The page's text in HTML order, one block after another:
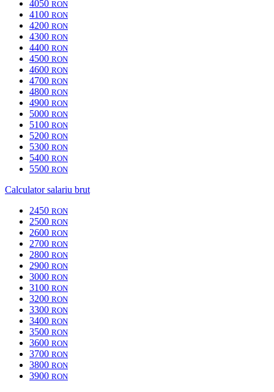
4050 RON
4100 RON
4200 RON
4300 RON
4400 RON
4500 RON
4600 RON
4700 RON
4800 RON
4900 RON
5000 RON
5100 RON
5200 RON
5300 RON
5400 RON
5500 RON
Calculator salariu brut
2450 RON
2500 RON
2600 RON
2700 RON
2800 RON
2900 RON
3000 RON
3100 RON
3200 RON
3300 RON
3400 RON
3500 RON
3600 RON
3700 RON
3800 RON
3900 RON